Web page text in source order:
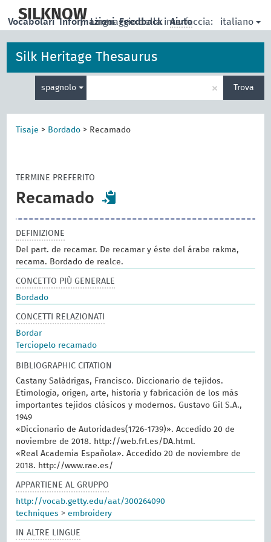
main
SILKNOW
| Linguaggio della interfaccia: italiano
Vocabolari Informazioni Feedback Aiuto
Silk Heritage Thesaurus
spagnolo
per
la
× Trova
Tisaje > Bordado > Recamado
TERMINE PREFERITO
Recamado
DEFINIZIONE
Del part. de recamar. De recamar y éste del árabe rakma,
recama. Bordado de realce.
CONCETTO PIÙ GENERALE
Bordado
CONCETTI RELAZIONATI
Bordar
Terciopelo recamado
BIBLIOGRAPHIC CITATION
Castany Saládrigas, Francisco. Diccionario de tejidos.
Etimología, origen, arte, historia y fabricación de los más
importantes tejidos clásicos y modernos. Gustavo Gil S.A.,
1949
«Diccionario de Autoridades(1726-1739)». Accedido 20 de
noviembre de 2018. http://web.frl.es/DA.html.
«Real Academia Española». Accedido 20 de noviembre de
2018. http://www.rae.es/
APPARTIENE AL GRUPPO
http://vocab.getty.edu/aat/300264090
techniques >embroidery
IN ALTRE LINGUE